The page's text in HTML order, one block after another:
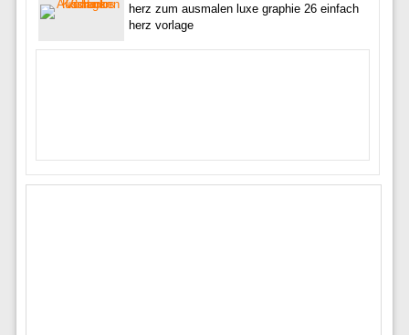
herz zum ausmalen luxe graphie 26 einfach
herz vorlage